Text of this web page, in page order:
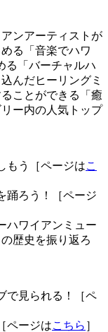
ンアーティストが
る「音楽でハワ
る「バーチャルハ
んだヒーリングミ
ことができる「癒
ー内の人気トップ
もう［ページはこ
踊ろう！［ページ
ハワイアンミュー
歴史を振り返ろ
で見られる！［ペ
ページはこちら ］